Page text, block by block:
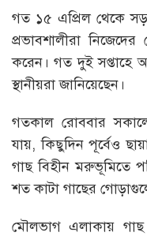
গত ১৫ এপ্রিল থেকে
প্রভাবশালীরা
করেন। গত দুই সপ্তাহে
স্থানীয়রা জানিয়েছেন।
গতকাল রোববার
যায়, কিছুদিন পূর্বেও
গাছ বিহীন মরুভূমিতে
শত কাটা গাছের
মৌলভাগ এলাকায়